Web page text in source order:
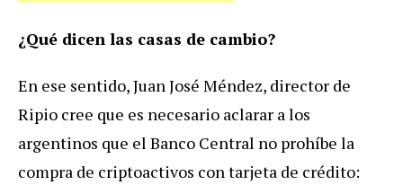
¿Qué dicen las casas de cambio?
En ese sentido, Juan José Méndez, director de
Ripio cree que es necesario aclarar a los
argentinos que el Banco Central no prohíbe la
compra de criptoactivos con tarjeta de crédito: